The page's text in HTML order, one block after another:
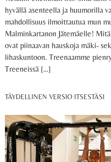
hyvällä asenteella ja huumorilla
mahdollisuus ilmoittautua mun
Malminkartanon Jätemäelle!
ovat piinaavan hauskoja mäki-
lihaskuntoon. Treenaamme
Treeneissä […]
TÄYDELLINEN VERSIO ITSESTÄSI